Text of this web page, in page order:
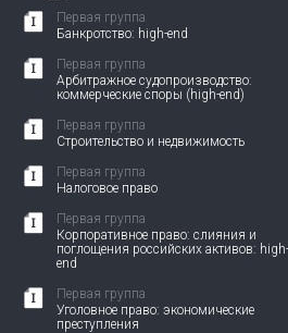
Первая группа
Банкротство: high-end
Первая группа
Арбитражное судопроизводство:
коммерческие споры (high-end)
Первая группа
Строительство и недвижимость
Первая группа
Налоговое право
Первая группа
Корпоративное право: слияния и
поглощения российских активов: high-
end
Первая группа
Уголовное право: экономические
преступления